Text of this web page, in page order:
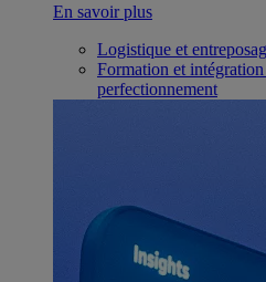
En savoir plus
Logistique et
Formation et intégration
perfectionnement